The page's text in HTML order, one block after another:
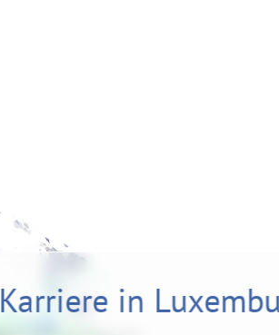
Karriere in